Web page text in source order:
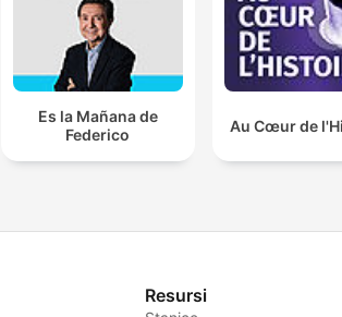
Es la Mañana de
Federico
Au Cœur de
Resursi